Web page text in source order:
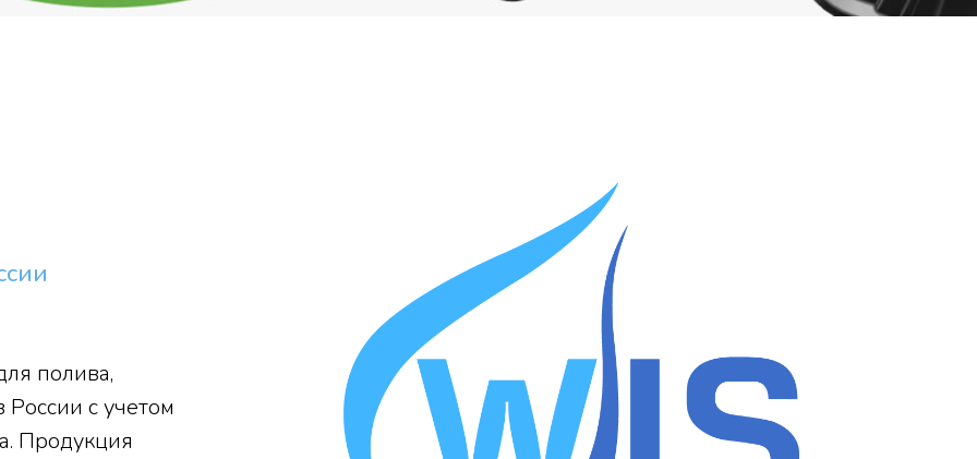
полива,
с учетом
Продукция